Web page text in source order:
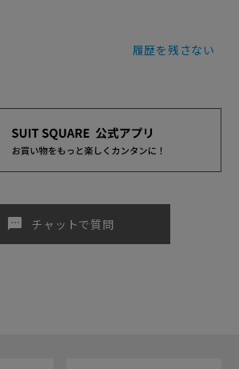
履歴を残さない
sms チャットで質問